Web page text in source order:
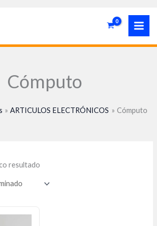
Cómputo
ARTICULOS ELECTRÓNICOS Cómputo
resultado